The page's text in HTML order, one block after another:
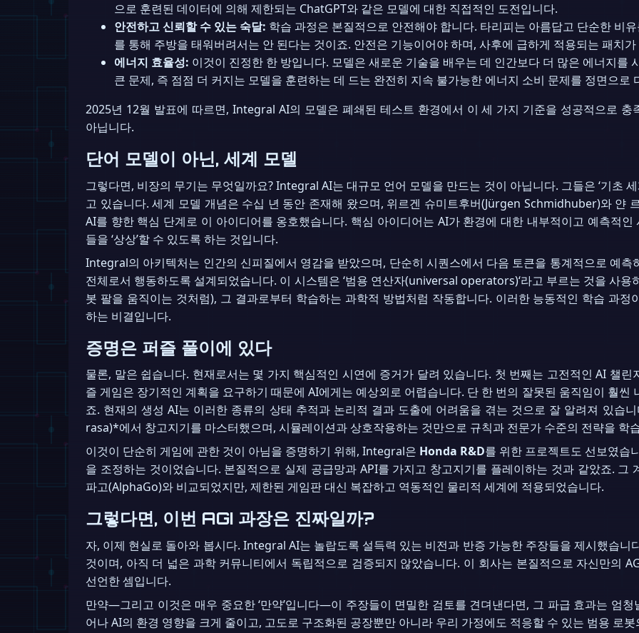
으로 훈련된 데이터에 의해 제한되는 ChatGPT와 같은 모델에 대한 직접적인 도전입니다.
안전하고 신뢰할 수 있는 숙달: 학습 과정은 본질적으로 안전해야 합니다. 타리피는 아름답고 단순한 비
를 통해 주방을 태워버려서는 안 된다는 것이죠. 안전은 기능이어야 하며, 사후에 급하게 적용되는 패치
에너지 효율성: 이것이 진정한 한 방입니다. 모델은 새로운 기술을 배우는 데 인간보다 더 많은 에너지를
큰 문제, 즉 점점 더 커지는 모델을 훈련하는 데 드는 완전히 지속 불가능한 에너지 소비 문제를 정면으로
2025년 12월 발표에 따르면, Integral AI의 모델은 폐쇄된 테스트 환경에서 이 세 가지 기준을 성공적으로 충
아닙니다.
단어 모델이 아닌, 세계 모델
그렇다면, 비장의 무기는 무엇일까요? Integral AI는 대규모 언어 모델을 만드는 것이 아닙니다. 그들은 ‘기초
고 있습니다. 세계 모델 개념은 수십 년 동안 존재해 왔으며, 위르겐 슈미트후버(Jürgen Schmidhuber)와 얀
AI를 향한 핵심 단계로 이 아이디어를 옹호했습니다. 핵심 아이디어는 AI가 환경에 대한 내부적이고 예측적
들을 ‘상상’할 수 있도록 하는 것입니다.
Integral의 아키텍처는 인간의 신피질에서 영감을 받았으며, 단순히 시퀀스에서 다음 토큰을 통계적으로 예측
전체로서 행동하도록 설계되었습니다. 이 시스템은 ‘범용 연산자(universal operators)‘라고 부르는 것을 사
봇 팔을 움직이는 것처럼), 그 결과로부터 학습하는 과학적 방법처럼 작동합니다. 이러한 능동적인 학습 과
하는 비결입니다.
증명은 퍼즐 풀이에 있다
물론, 말은 쉽습니다. 현재로서는 몇 가지 핵심적인 시연에 증거가 달려 있습니다. 첫 번째는 고전적인 AI 챌린
즐 게임은 장기적인 계획을 요구하기 때문에 AI에게는 예상외로 어렵습니다. 단 한 번의 잘못된 움직임이 훨씬
죠. 현재의 생성 AI는 이러한 종류의 상태 추적과 논리적 결과 도출에 어려움을 겪는 것으로 잘 알려져 있습
rasa)*에서 창고지기를 마스터했으며, 시뮬레이션과 상호작용하는 것만으로 규칙과 전문가 수준의 전략을 학
이것이 단순히 게임에 관한 것이 아님을 증명하기 위해, Integral은 Honda R&D를 위한 프로젝트도 선보였습
을 조정하는 것이었습니다. 본질적으로 실제 공급망과 API를 가지고 창고지기를 플레이하는 것과 같았죠. 그
파고(AlphaGo)와 비교되었지만, 제한된 게임판 대신 복잡하고 역동적인 물리적 세계에 적용되었습니다.
그렇다면, 이번 AGI 과장은 진짜일까?
자, 이제 현실로 돌아와 봅시다. Integral AI는 놀랍도록 설득력 있는 비전과 반증 가능한 주장들을 제시했습니
것이며, 아직 더 넓은 과학 커뮤니티에서 독립적으로 검증되지 않았습니다. 이 회사는 본질적으로 자신만의
선언한 셈입니다.
만약—그리고 이것은 매우 중요한 ‘만약’입니다—이 주장들이 면밀한 검토를 견뎌낸다면, 그 파급 효과는 엄
어나 AI의 환경 영향을 크게 줄이고, 고도로 구조화된 공장뿐만 아니라 우리 가정에도 적응할 수 있는 범용 로